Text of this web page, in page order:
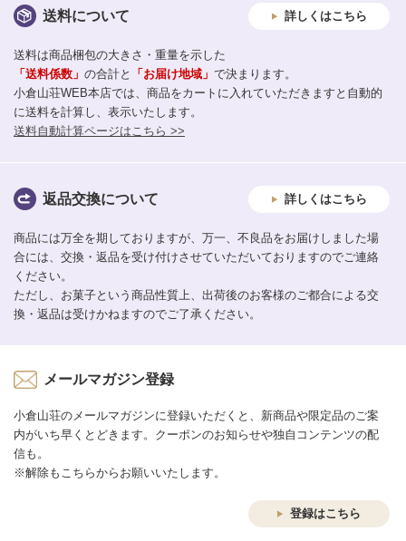
送料について 詳しくはこちら
送料は商品梱包の大きさ・重量を示した
「送料係数」 の合計と 「お届け地域」 で決まります。
小倉山荘WEB本店では、商品をカートに入れていただきますと自動的
に送料を計算し、表示いたします。
送料自動計算ページはこちら >>
返品交換について 詳しくはこちら
商品には万全を期しておりますが、万一、不良品をお届けしました場
合には、交換・返品を受け付けさせていただいておりますのでご連絡
ください。
ただし、お菓子という商品性質上、出荷後のお客様のご都合による交
換・返品は受けかねますのでご了承ください。
メールマガジン登録
小倉山荘のメールマガジンに登録いただくと、新商品や限定品のご案
内がいち早くとどきます。クーポンのお知らせや独自コンテンツの配
信も。
※解除もこちらからお願いいたします。
登録はこちら